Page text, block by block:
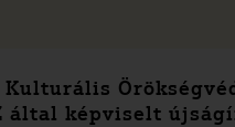
Kulturális
által képviselt